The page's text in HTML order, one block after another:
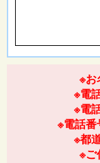
※お
※電
※電
※電話番
※都
※ご